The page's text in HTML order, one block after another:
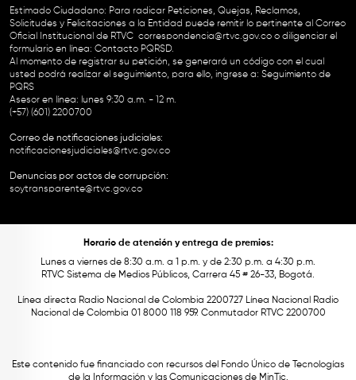
Estimado Ciudadano: Para radicar Peticiones, Quejas, Reclamos,
Solicitudes y Felicitaciones a la Entidad puede remitir lo pertinente al Correo
Oficial Institucional de RTVC correspondencia@rtvc.gov.co o diligenciar el
formulario en línea: Contacto PQRSD.
Al momento de registrar su petición, se generará un código con el cual
usted podrá realizar el seguimiento, para ello, ingrese a: Seguimiento de
PQRS
Asesor en línea: lunes 9:30 a.m. - 12 m.
(+57) (601) 2200700
Correo de notificaciones judiciales:
notificacionesjudiciales@rtvc.gov.co
Denuncias por actos de corrupción:
soytransparente@rtvc.gov.co
Horario de atención y entrega de premios:
Lunes a viernes de 8:30 a.m. a 1 p.m. y de 2:30 p.m. a 4:30 p.m.
RTVC Sistema de Medios Públicos, Carrera 45 # 26-33, Bogotá.
Línea directa Radio Nacional de Colombia 2200727 Línea Nacional Radio
Nacional de Colombia 01 8000 118 959. Conmutador RTVC 2200700
Este contenido fue financiado con recursos del Fondo Único de Tecnologías
de la Información y las Comunicaciones de MinTic.